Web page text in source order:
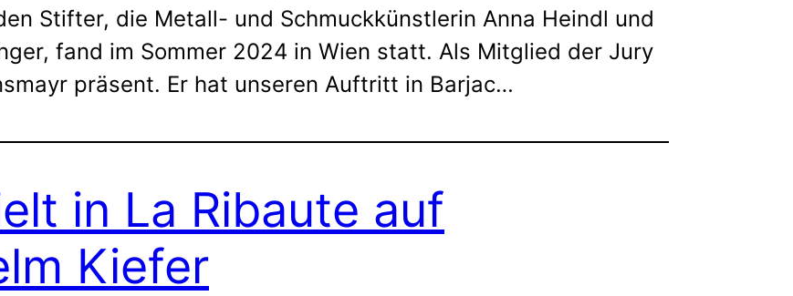
Stifter, die Metall- und Schmuckkünstlerin Anna Heindl und
fand im Sommer 2024 in Wien statt. Als Mitglied der Jury
präsent. Er hat unseren Auftritt in Barjac…
in La Ribaute auf
Kiefer